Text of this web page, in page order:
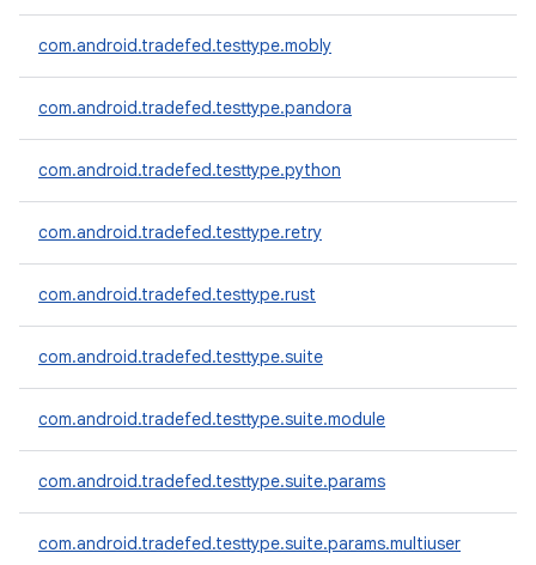
com.android.tradefed.testtype.mobly
com.android.tradefed.testtype.pandora
com.android.tradefed.testtype.python
com.android.tradefed.testtype.retry
com.android.tradefed.testtype.rust
com.android.tradefed.testtype.suite
com.android.tradefed.testtype.suite.module
com.android.tradefed.testtype.suite.params
com.android.tradefed.testtype.suite.params.multiuser